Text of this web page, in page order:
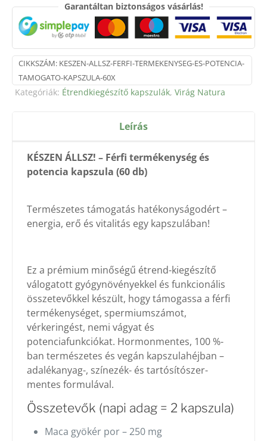
TÁMOGATÓ
KAPSZULA
60X
mennyiség
Garantáltan biztonságos vásárlás!
CIKKSZÁM: KESZEN-ALLSZ-FERFI-TERMEKENYSEG-ES-POTENCIA-
TAMOGATO-KAPSZULA-60X
Kategóriák: Étrendkiegészítő kapszulák, Virág Natura
Leírás
KÉSZEN ÁLLSZ! – Férfi termékenység és
potencia kapszula (60 db)
Természetes támogatás hatékonyságodért –
energia, erő és vitalitás egy kapszulában!
Ez a prémium minőségű étrend-kiegészítő
válogatott gyógynövényekkel és funkcionális
összetevőkkel készült, hogy támogassa a férfi
termékenységet, spermiumszámot,
vérkeringést, nemi vágyat és
potenciafunkciókat. Hormonmentes, 100 %-
ban természetes és vegán kapszulahéjban –
adalékanyag-, színezék- és tartósítószer-
mentes formulával.
Összetevők (napi adag = 2 kapszula)
Maca gyökér por – 250 mg